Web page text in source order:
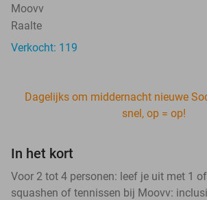
Moovv
Raalte
Verkocht: 119
Dagelijks om middernacht nieuwe
snel, op = op!
In het kort
Voor 2 tot 4 personen: leef je uit met 1
squashen of tennissen bij Moovv: